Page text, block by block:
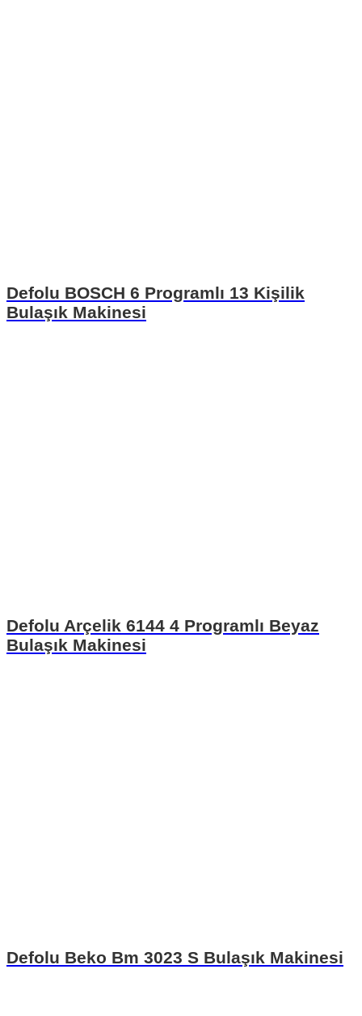
Defolu BOSCH 6 Programlı 13 Kişilik
Bulaşık Makinesi
Defolu Arçelik 6144 4 Programlı Beyaz
Bulaşık Makinesi
Defolu Beko Bm 3023 S Bulaşık Makinesi